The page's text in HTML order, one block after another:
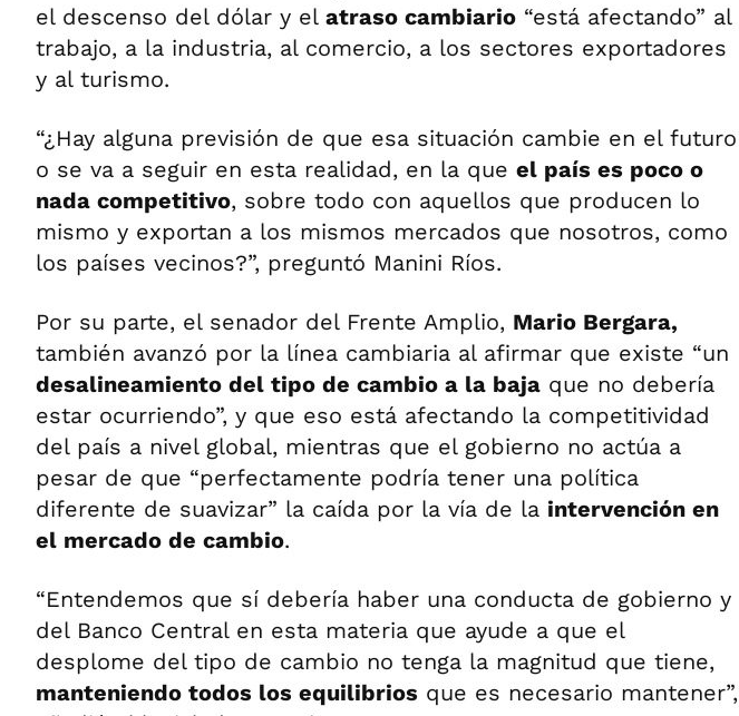
el descenso del dólar y el atraso cambiario “está afectando” al
trabajo, a la industria, al comercio, a los sectores exportadores
y al turismo.
“¿Hay alguna previsión de que esa situación cambie en el futuro
o se va a seguir en esta realidad, en la que el país es poco o
nada competitivo, sobre todo con aquellos que producen lo
mismo y exportan a los mismos mercados que nosotros, como
los países vecinos?”, preguntó Manini Ríos.
Por su parte, el senador del Frente Amplio, Mario Bergara,
también avanzó por la línea cambiaria al afirmar que existe “un
desalineamiento del tipo de cambio a la baja que no debería
estar ocurriendo”, y que eso está afectando la competitividad
del país a nivel global, mientras que el gobierno no actúa a
pesar de que “perfectamente podría tener una política
diferente de suavizar” la caída por la vía de la intervención en
el mercado de cambio.
“Entendemos que sí debería haber una conducta de gobierno y
del Banco Central en esta materia que ayude a que el
desplome del tipo de cambio no tenga la magnitud que tiene,
manteniendo todos los equilibrios que es necesario mantener”,